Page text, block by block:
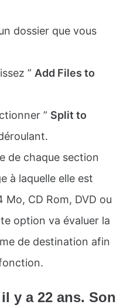
dossier que vous
” Add Files to
” Split to
de chaque section
à laquelle elle est
CD Rom, DVD ou
option va évaluer la
de destination afin
y a 22 ans. Son